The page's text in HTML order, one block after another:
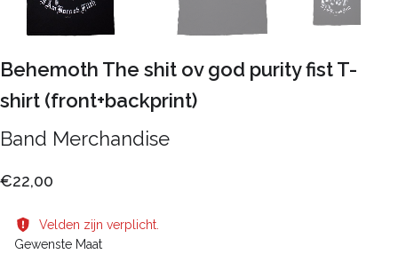
Behemoth The shit ov god purity fist T-
shirt (front+backprint)
Band Merchandise
€22,00
Velden zijn verplicht.
Gewenste Maat